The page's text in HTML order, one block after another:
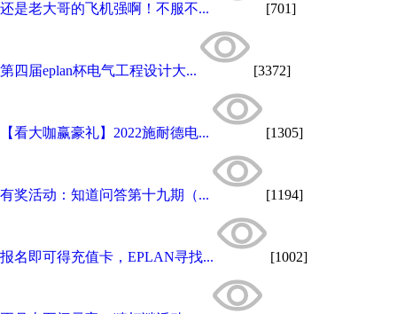
还是老大哥的飞机强啊！不服不... [701]
第四届eplan杯电气工程设计大... [3372]
【看大咖赢豪礼】2022施耐德电... [1305]
有奖活动：知道问答第十九期（... [1194]
报名即可得充值卡，EPLAN寻找... [1002]